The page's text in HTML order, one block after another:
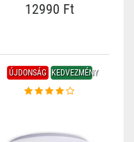
12990 Ft
ÚJDONSÁG KEDVEZMÉNY